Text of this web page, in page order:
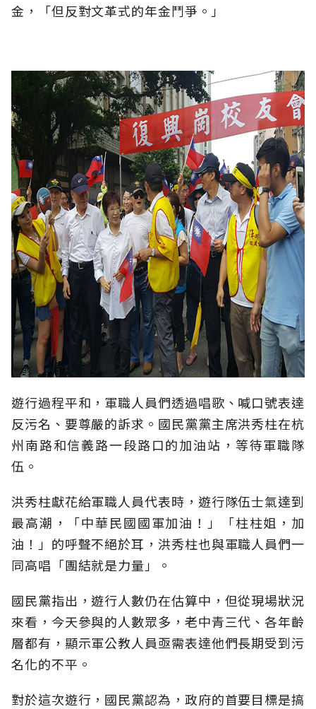
金，「但反對文革式的年金鬥爭。」
遊行過程平和，軍職人員們透過唱歌、喊口號表達
反污名、要尊嚴的訴求。國民黨黨主席洪秀柱在杭
州南路和信義路一段路口的加油站，等待軍職隊
伍。
洪秀柱獻花給軍職人員代表時，遊行隊伍士氣達到
最高潮，「中華民國國軍加油！」「柱柱姐，加
油！」的呼聲不絕於耳，洪秀柱也與軍職人員們一
同高唱「團結就是力量」。
國民黨指出，遊行人數仍在估算中，但從現場狀況
來看，今天參與的人數眾多，老中青三代、各年齡
層都有，顯示軍公教人員亟需表達他們長期受到污
名化的不平。
對於這次遊行，國民黨認為，政府的首要目標是搞